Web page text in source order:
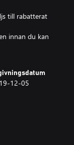
till rabatterat
innan du kan
12-05